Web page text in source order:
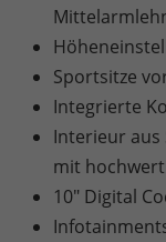
Sportsitze
Integrierte
Interieur
mit
10" Digital